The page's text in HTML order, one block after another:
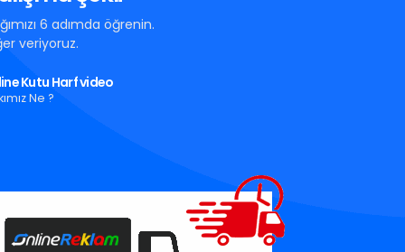
6 adımda öğrenin.
veriyoruz.
Kutu Harf video
Ne ?